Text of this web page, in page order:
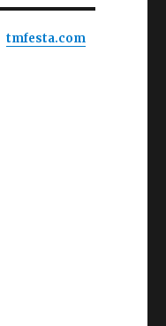
tmfesta.com